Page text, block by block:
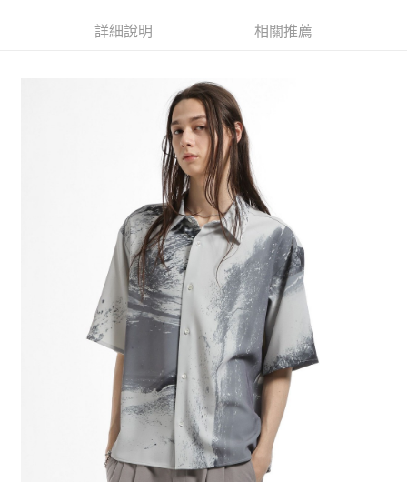
1.本服務由台灣大哥大提供，台灣大哥大用戶可立即使用無須另外申請。
2.付款方式選擇「大哥付你分期」，訂單成立後會自動跳轉到大哥付的交易
流程，驗證手機門號後，選擇欲分期的期數、繳款截止日，確認付款後即完
3.實際核准額度、可分期數及費用金額請依後續交易確認頁面所載為準。
4.訂單成立30分鐘內，如未前往確認交易或遇審核未通過，訂單將自動取
消。如遇「轉專審核」未通過狀況，表示未達大哥付你分期系統評分，恕無
1.分期款項不併入電信帳單，「大哥付你分期」於每月結算日後寄送繳費提
2.透過簡訊連結打開帳單後，可選擇「超商條碼／台灣大直營門市／銀行轉
帳／街口支付／iPASS MONEY」等通路繳費。
【注意事項】
1.本服務係由「台灣大哥大股份有限公司」（以下簡稱本公司）所提供，讓
用戶於交易時，得透過本服務購買商品或服務，並由商店將買賣／分期付款
買賣價金債權讓與本公司後，依約使用本公司帳單繳交帳款。
2.基於同意付款使用「大哥付你分期」之契約關係目的，商店將以您的個人
資料（包含姓名、電話或地址）提供予台灣大哥大進項蒐集、處理及利用，
由本公司與您本人進行分期帳單所需資料之確認、核對及更正。
3.完整用戶服務條款，請詳閱以下連結：https://oppay.tw/userRule
【關於「AFTEE先享後付」】
AFTEE先享後付是「在收到商品之後才付款」的支付方式。 讓您購物簡單便
１．簡單：不需註冊會員、不需綁卡、不需儲值。
２．便利：只要手機號碼，簡訊認證，即可結帳。
３．安心：先確認商品／服務後，再付款。
【「AFTEE先享後付」結帳流程】
１．於結帳方式選擇「AFTEE先享後付」後，將跳轉至「AFTEE先享後付」
結帳頁面，進行簡訊認證並確認金額後，即可完成結帳。
２．訂單成立數日內，您將收到繳費通知簡訊。
３．收到繳費通知簡訊後14天內，點擊此簡訊中的連結，可透過四大超商／
ATM／網路銀行／等多元方式進行付款，方視為交易完成。
※ 請注意：結帳手續完成當下不需立刻繳費，但若您需要取消訂單，請聯絡
購買商品的店家。未經商家同意取消之訂單仍視為有效，需透過AFTEE先享
後付繳納相關費用。
※ 交易是否成功請以「AFTEE先享後付 」之結帳頁面顯示為準，若有關於
是否繳費成功／繳費後需取消欲退款等相關疑問，請聯繫「AFTEE先享後付
https://netprotections.freshdesk.com/support/home
每筆NT$80，滿NT$888(含以上)免運費
每筆NT$80，滿NT$888(含以上)免運費
每筆NT$80，滿NT$1,500(含以上)免運費
每筆NT$80，滿NT$1,500(含以上)免運費
每筆NT$80，滿NT$1,500(含以上)免運費
詳細說明 相關推薦